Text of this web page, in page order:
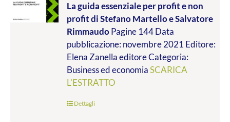
prezzo:
da
€9.99
a
€19.00
La guida essenziale per profit e non
profitdi Stefano Martello e Salvatore
RimmaudoPagine 144 Data
pubblicazione: novembre 2021 Editore:
Elena Zanella editore Categoria:
Business ed economiaSCARICA
L'ESTRATTO
Dettagli